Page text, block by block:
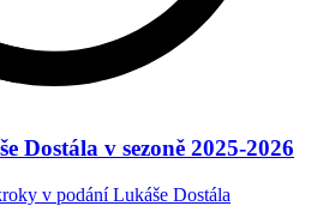
Dostála v sezoně 2025-2026
v podání Lukáše Dostála